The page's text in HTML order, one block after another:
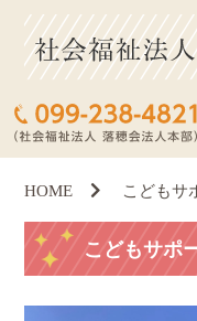
HOME こどもサ
こどもサポ